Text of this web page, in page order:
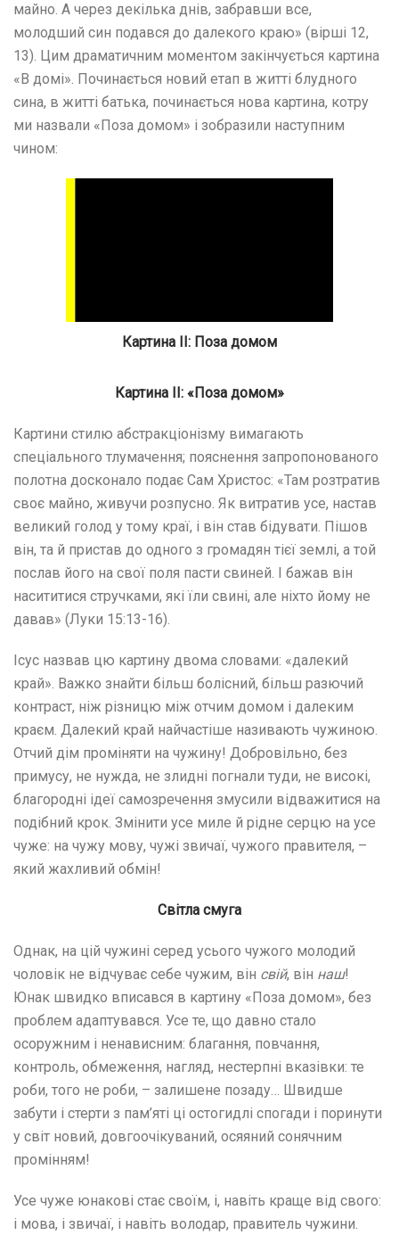
майно. А через декілька днів, забравши все,
молодший син подався до далекого краю» (вірші 12,
13). Цим драматичним моментом закінчується картина
«В домі». Починається новий етап в житті блудного
сина, в житті батька, починається нова картина, котру
ми назвали «Поза домом» і зобразили наступним
чином:
Картина II: Поза домом
Картина ІІ: «Поза домом»
Картини стилю абстракціонізму вимагають
спеціального тлумачення; пояснення запропонованого
полотна досконало подає Сам Христос: «Там розтратив
своє майно, живучи розпусно. Як витратив усе, настав
великий голод у тому краї, і він став бідувати. Пішов
він, та й пристав до одного з громадян тієї землі, а той
послав його на свої поля пасти свиней. І бажав він
насититися стручками, які їли свині, але ніхто йому не
давав» (Луки 15:13-16).
Ісус назвав цю картину двома словами: «далекий
край». Важко знайти більш болісний, більш разючий
контраст, ніж різницю між отчим домом і далеким
краєм. Далекий край найчастіше називають чужиною.
Отчий дім проміняти на чужину! Добровільно, без
примусу, не нужда, не злидні погнали туди, не високі,
благородні ідеї самозречення змусили відважитися на
подібний крок. Змінити усе миле й рідне серцю на усе
чуже: на чужу мову, чужі звичаї, чужого правителя, –
який жахливий обмін!
Світла смуга
Однак, на цій чужині серед усього чужого молодий
чоловік не відчуває себе чужим, він свій, він наш!
Юнак швидко вписався в картину «Поза домом», без
проблем адаптувався. Усе те, що давно стало
осоружним і ненависним: благання, повчання,
контроль, обмеження, нагляд, нестерпні вказівки: те
роби, того не роби, – залишене позаду… Швидше
забути і стерти з пам’яті ці остогидлі спогади і поринути
у світ новий, довгоочікуваний, осяяний сонячним
промінням!
Усе чуже юнакові стає своїм, і, навіть краще від свого:
і мова, і звичаї, і навіть володар, правитель чужини.